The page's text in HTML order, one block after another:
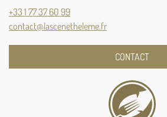
+33 1 77 37 60 99
contact@lascenetheleme.fr
CONTACT